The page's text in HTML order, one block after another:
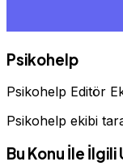
Psikohelp
Psikohelp Editör
Psikohelp ekibi
Bu Konu İle İlgili